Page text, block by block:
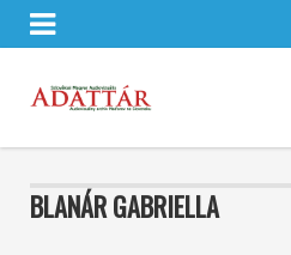
BLANÁR GABRIELLA